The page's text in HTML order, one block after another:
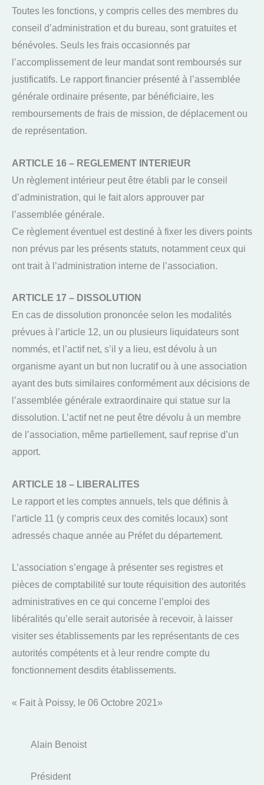
Toutes les fonctions, y compris celles des membres du
conseil d’administration et du bureau, sont gratuites et
bénévoles. Seuls les frais occasionnés par
l’accomplissement de leur mandat sont remboursés sur
justificatifs. Le rapport financier présenté à l’assemblée
générale ordinaire présente, par bénéficiaire, les
remboursements de frais de mission, de déplacement ou
de représentation.
ARTICLE 16 – REGLEMENT INTERIEUR
Un règlement intérieur peut être établi par le conseil
d’administration, qui le fait alors approuver par
l’assemblée générale.
Ce règlement éventuel est destiné à fixer les divers points
non prévus par les présents statuts, notamment ceux qui
ont trait à l’administration interne de l’association.
ARTICLE 17 – DISSOLUTION
En cas de dissolution prononcée selon les modalités
prévues à l’article 12, un ou plusieurs liquidateurs sont
nommés, et l’actif net, s’il y a lieu, est dévolu à un
organisme ayant un but non lucratif ou à une association
ayant des buts similaires conformément aux décisions de
l’assemblée générale extraordinaire qui statue sur la
dissolution. L’actif net ne peut être dévolu à un membre
de l’association, même partiellement, sauf reprise d’un
apport.
ARTICLE 18 – LIBERALITES
Le rapport et les comptes annuels, tels que définis à
l’article 11 (y compris ceux des comités locaux) sont
adressés chaque année au Préfet du département.
L’association s’engage à présenter ses registres et
pièces de comptabilité sur toute réquisition des autorités
administratives en ce qui concerne l’emploi des
libéralités qu’elle serait autorisée à recevoir, à laisser
visiter ses établissements par les représentants de ces
autorités compétents et à leur rendre compte du
fonctionnement desdits établissements.
« Fait à Poissy, le 06 Octobre 2021»
Alain Benoist
Président